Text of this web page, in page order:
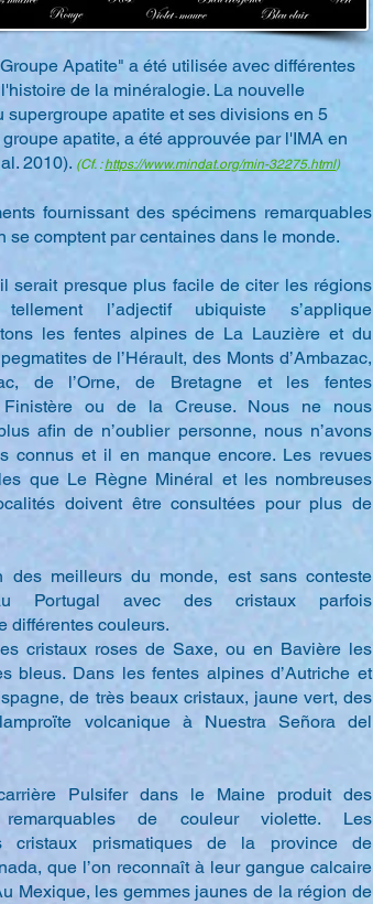
Apatite" a été utilisée avec différentes
de la minéralogie. La nouvelle
supergroupe apatite et ses divisions en 5
apatite, a été approuvée par l'IMA en
2010). (Cf. :https://www.mindat.org/min-32275.html)
fournissant des spécimens remarquables
se comptent par centaines dans le monde.
serait presque plus facile de citer les régions
l’adjectif ubiquiste s’applique
les fentes alpines de La Lauzière et du
de l’Hérault, des Monts d’Ambazac,
de l’Orne, de Bretagne et les fentes
Finistère ou de la Creuse. Nous ne nous
afin de n’oublier personne, nous n’avons
connus et il en manque encore. Les revues
que Le Règne Minéral et les nombreuses
doivent être consultées pour plus de
des meilleurs du monde, est sans conteste
Portugal avec des cristaux parfois
différentes couleurs.
cristaux roses de Saxe, ou en Bavière les
bleus. Dans les fentes alpines d’Autriche et
de très beaux cristaux, jaune vert, des
volcanique à Nuestra Señora del
Pulsifer dans le Maine produit des
remarquables de couleur violette. Les
cristaux prismatiques de la province de
que l’on reconnaît à leur gangue calcaire
Mexique, les gemmes jaunes de la région de